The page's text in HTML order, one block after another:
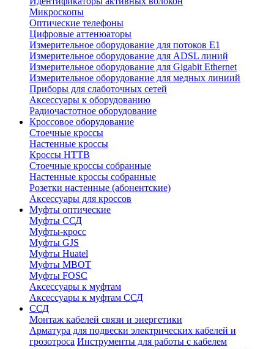
Микроскопы
Оптические телефоны
Цифровые аттенюаторы
Измерительное оборудование для потоков Е1
Измерительное оборудование для ADSL линий
Измерительное оборудование для Gigabit Ethernet
Измерительное оборудование для медных линиий
Приборы для слаботочных сетей
Аксессуары к оборудованию
Радиочастотное оборудование
Кроссовое оборудование
Стоечные кроссы
Настенные кроссы
Кроссы HTTB
Стоечные кроссы собранные
Настенные кроссы собранные
Розетки настенные (абонентские)
Аксессуары для кроссов
Муфты оптические
Муфты ССД
Муфты-кросс
Муфты GJS
Муфты Huatel
Муфты МВОТ
Муфты FOSC
Аксессуары к муфтам
Аксессуары к муфтам ССД
ССД
Монтаж кабелей связи и энергетики
Арматура для подвески электрических кабелей и
грозотроса Инструменты для работы с кабелем